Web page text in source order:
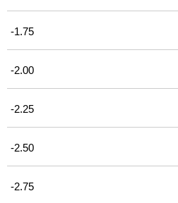
-1.75
-2.00
-2.25
-2.50
-2.75